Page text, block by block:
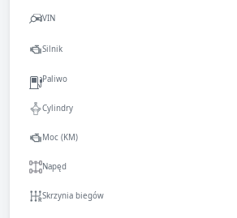
VIN
Silnik
Paliwo
Cylindry
Moc (KM)
Napęd
Skrzynia biegów